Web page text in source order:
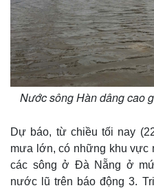
Nước sông Hàn dâng cao
Dự báo, từ chiều tối nay
mưa lớn, có những khu vực
các sông ở Đà Nẵng ở
nước lũ trên báo động 3.